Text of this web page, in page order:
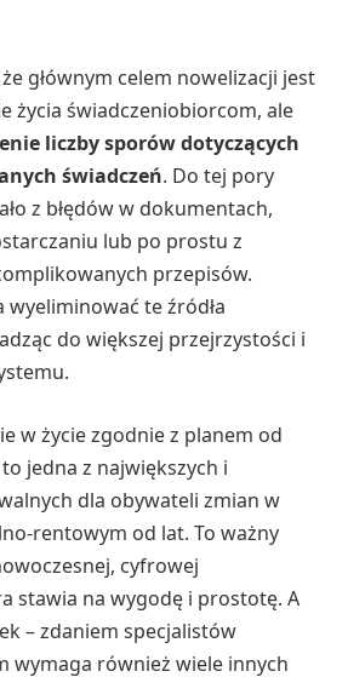
głównym celem nowelizacji jest
życia świadczeniobiorcom, ale
liczby sporów dotyczących
świadczeń. Do tej pory
z błędów w dokumentach,
lub po prostu z
przepisów.
te źródła
do większej przejrzystości i
w życie zgodnie z planem od
jedna z największych i
dla obywateli zmian w
rentowym od lat. To ważny
cyfrowej
stawia na wygodę i prostotę. A
– zdaniem specjalistów
wymaga również wiele innych